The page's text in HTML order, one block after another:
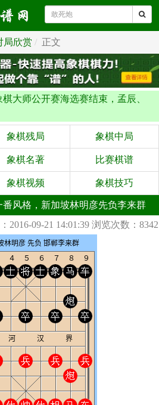
局欣赏 正文
大师公开赛海选赛结束，孟辰、
象棋残局 象棋中局
象棋名著 比赛棋谱
象棋视频 象棋技巧
风格，新加坡林明彦先负李来群
2016-09-21 14:01:39 浏览次数：8342